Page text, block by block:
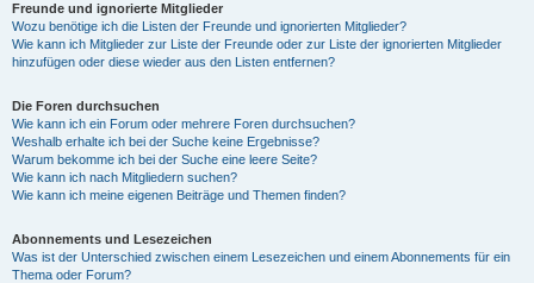
Freunde und ignorierte Mitglieder
Wozu benötige ich die Listen der Freunde und ignorierten Mitglieder?
Wie kann ich Mitglieder zur Liste der Freunde oder zur Liste der ignorierten Mitglieder
hinzufügen oder diese wieder aus den Listen entfernen?
Die Foren durchsuchen
Wie kann ich ein Forum oder mehrere Foren durchsuchen?
Weshalb erhalte ich bei der Suche keine Ergebnisse?
Warum bekomme ich bei der Suche eine leere Seite?
Wie kann ich nach Mitgliedern suchen?
Wie kann ich meine eigenen Beiträge und Themen finden?
Abonnements und Lesezeichen
Was ist der Unterschied zwischen einem Lesezeichen und einem Abonnements für ein
Thema oder Forum?